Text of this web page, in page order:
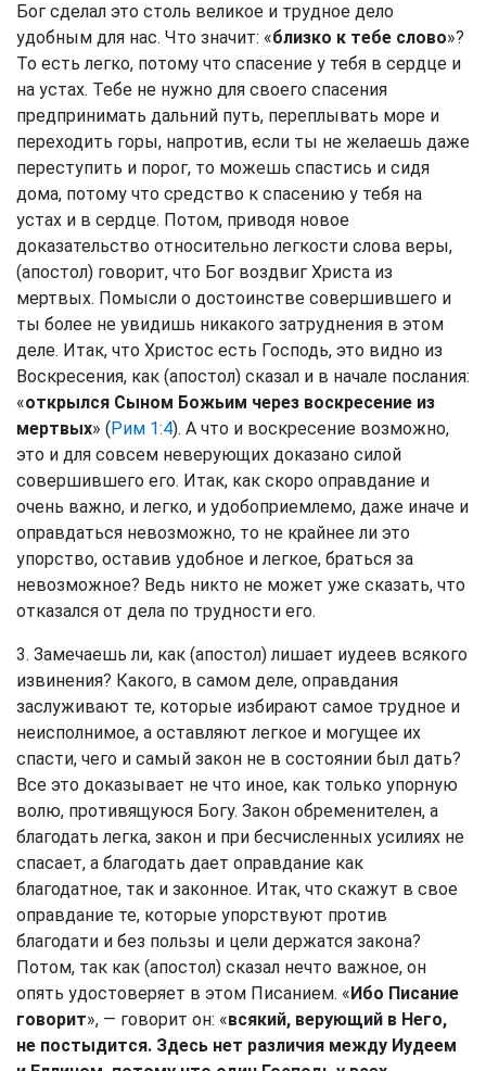
Бог сделал это столь великое и трудное дело
удобным для нас. Что значит: «близко к тебе слово»?
То есть легко, потому что спасение у тебя в сердце и
на устах. Тебе не нужно для своего спасения
предпринимать дальний путь, переплывать море и
переходить горы, напротив, если ты не желаешь даже
переступить и порог, то можешь спастись и сидя
дома, потому что средство к спасению у тебя на
устах и в сердце. Потом, приводя новое
доказательство относительно легкости слова веры,
(апостол) говорит, что Бог воздвиг Христа из
мертвых. Помысли о достоинстве совершившего и
ты более не увидишь никакого затруднения в этом
деле. Итак, что Христос есть Господь, это видно из
Воскресения, как (апостол) сказал и в начале послания:
«открылся Сыном Божьим через воскресение из
мертвых» (Рим 1:4). А что и воскресение возможно,
это и для совсем неверующих доказано силой
совершившего его. Итак, как скоро оправдание и
очень важно, и легко, и удобоприемлемо, даже иначе и
оправдаться невозможно, то не крайнее ли это
упорство, оставив удобное и легкое, браться за
невозможное? Ведь никто не может уже сказать, что
отказался от дела по трудности его.
3. Замечаешь ли, как (апостол) лишает иудеев всякого
извинения? Какого, в самом деле, оправдания
заслуживают те, которые избирают самое трудное и
неисполнимое, а оставляют легкое и могущее их
спасти, чего и самый закон не в состоянии был дать?
Все это доказывает не что иное, как только упорную
волю, противящуюся Богу. Закон обременителен, а
благодать легка, закон и при бесчисленных усилиях не
спасает, а благодать дает оправдание как
благодатное, так и законное. Итак, что скажут в свое
оправдание те, которые упорствуют против
благодати и без пользы и цели держатся закона?
Потом, так как (апостол) сказал нечто важное, он
опять удостоверяет в этом Писанием. «Ибо Писание
говорит», — говорит он: «всякий, верующий в Него,
не постыдится. Здесь нет различия между Иудеем